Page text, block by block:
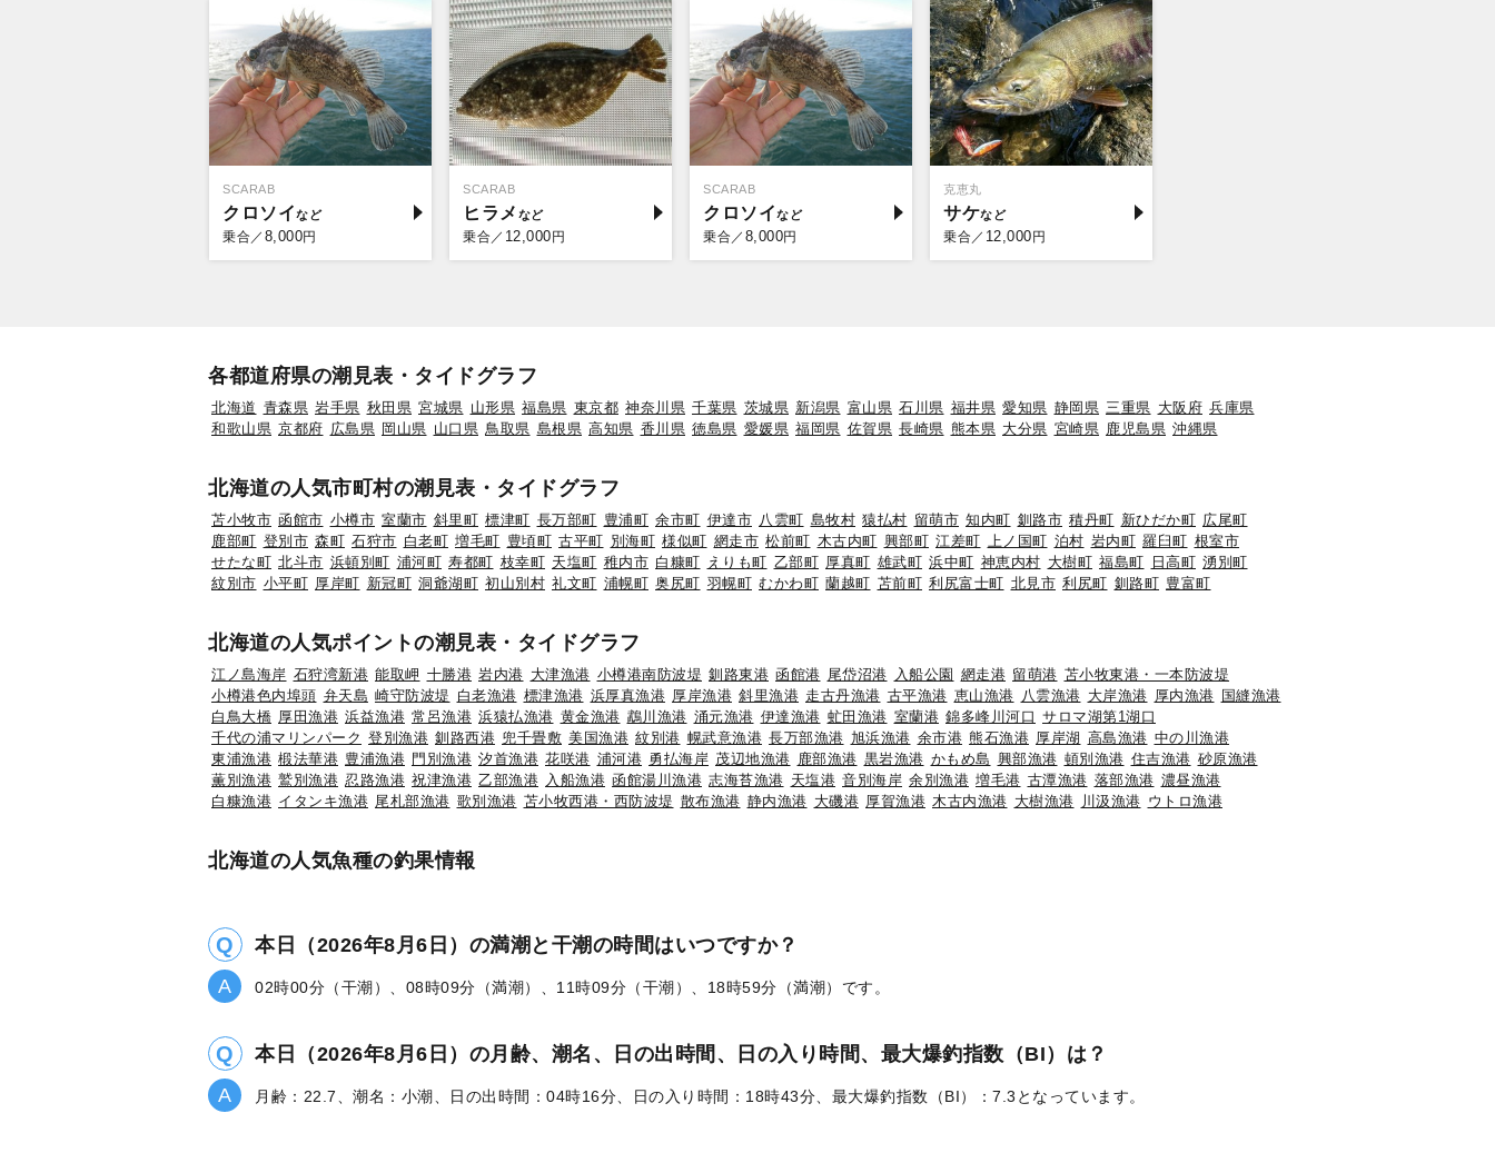
SCARAB
クロソイ
乗合／ 8,000円
SCARAB
ヒラメ
乗合／ 12,000円
SCARAB
クロソイ
乗合／ 8,000円
克恵丸
サケ
乗合／ 12,000円
各都道府県の潮見表・タイドグラフ
北海道 青森県 岩手県 秋田県 宮城県 山形県 福島県 東京都 神奈川県 千葉県 茨城県 新潟県 富山県 石川県 福井県 愛知県 静岡県 三重県 大阪府 兵庫県
和歌山県 京都府 広島県 岡山県 山口県 鳥取県 島根県 高知県 香川県 徳島県 愛媛県 福岡県 佐賀県 長崎県 熊本県 大分県 宮崎県 鹿児島県 沖縄県
北海道の人気市町村の潮見表・タイドグラフ
苫小牧市 函館市 小樽市 室蘭市 斜里町 標津町 長万部町 豊浦町 余市町 伊達市 八雲町 島牧村 猿払村 留萌市 知内町 釧路市 積丹町 新ひだか町 広尾町
鹿部町 登別市 森町 石狩市 白老町 増毛町 豊頃町 古平町 別海町 様似町 網走市 松前町 木古内町 興部町 江差町 上ノ国町 泊村 岩内町 羅臼町 根室市
せたな町 北斗市 浜頓別町 浦河町 寿都町 枝幸町 天塩町 稚内市 白糠町 えりも町 乙部町 厚真町 雄武町 浜中町 神恵内村 大樹町 福島町 日高町 湧別町
紋別市 小平町 厚岸町 新冠町 洞爺湖町 初山別村 礼文町 浦幌町 奥尻町 羽幌町 むかわ町 蘭越町 苫前町 利尻富士町 北見市 利尻町 釧路町 豊富町
北海道の人気ポイントの潮見表・タイドグラフ
江ノ島海岸 石狩湾新港 能取岬 十勝港 岩内港 大津漁港 小樽港南防波堤 釧路東港 函館港 尾岱沼港 入船公園 網走港 留萌港 苫小牧東港・一本防波堤
小樽港色内埠頭 弁天島 崎守防波堤 白老漁港 標津漁港 浜厚真漁港 厚岸漁港 斜里漁港 走古丹漁港 古平漁港 恵山漁港 八雲漁港 大岸漁港 厚内漁港 国縫漁港
白鳥大橋 厚田漁港 浜益漁港 常呂漁港 浜猿払漁港 黄金漁港 鵡川漁港 涌元漁港 伊達漁港 虻田漁港 室蘭港 錦多峰川河口 サロマ湖第1湖口
千代の浦マリンパーク 登別漁港 釧路西港 兜千畳敷 美国漁港 紋別港 幌武意漁港 長万部漁港 旭浜漁港 余市港 熊石漁港 厚岸湖 高島漁港 中の川漁港
東浦漁港 椴法華港 豊浦漁港 門別漁港 汐首漁港 花咲港 浦河港 勇払海岸 茂辺地漁港 鹿部漁港 黒岩漁港 かもめ島 興部漁港 頓別漁港 住吉漁港 砂原漁港
薫別漁港 鷲別漁港 忍路漁港 祝津漁港 乙部漁港 入船漁港 函館湯川漁港 志海苔漁港 天塩港 音別海岸 余別漁港 増毛港 古潭漁港 落部漁港 濃昼漁港
白糠漁港 イタンキ漁港 尾札部漁港 歌別漁港 苫小牧西港・西防波堤 散布漁港 静内漁港 大磯港 厚賀漁港 木古内漁港 大樹漁港 川汲漁港 ウトロ漁港
北海道の人気魚種の釣果情報
本日（2026年8月6日）の満潮と干潮の時間はいつですか？
02時00分（干潮）、08時09分（満潮）、11時09分（干潮）、18時59分（満潮）です。
本日（2026年8月6日）の月齢、潮名、日の出時間、日の入り時間、最大爆釣指数（BI）は？
月齢：22.7、潮名：小潮、日の出時間：04時16分、日の入り時間：18時43分、最大爆釣指数（BI）：7.3となっています。